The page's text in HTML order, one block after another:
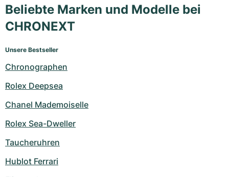
Beliebte Marken und Modelle bei
CHRONEXT
Unsere Bestseller
Chronographen
Rolex Deepsea
Chanel Mademoiselle
Rolex Sea-Dweller
Taucheruhren
Hublot Ferrari